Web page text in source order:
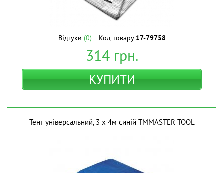
Відгуки (0) Код товару 17-79758
314грн.
КУПИТИ
Тент універсальний, 3 х 4м синій ТМMASTER TOOL